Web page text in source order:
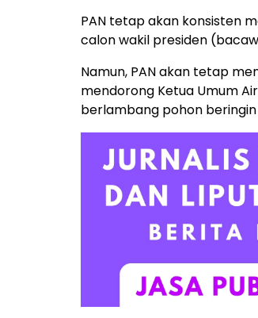
PAN tetap akan konsisten
calon wakil presiden
Namun, PAN akan tetap
mendorong Ketua Umum
berlambang pohon beringin